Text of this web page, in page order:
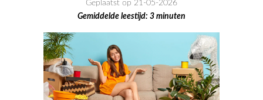
Geplaatst op 21-05-2026
Gemiddelde leestijd: 3 minuten